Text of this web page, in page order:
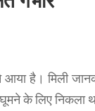
है। मिली
के लिए निकला